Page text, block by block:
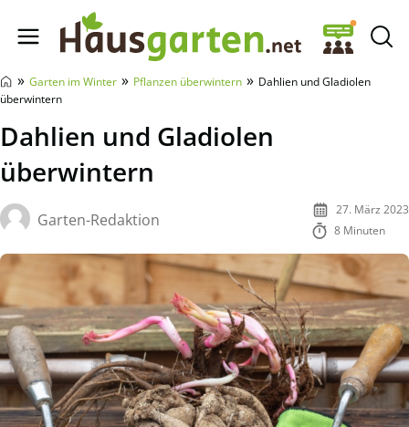
Hausgarten.net
» Garten im Winter » Pflanzen überwintern » Dahlien und Gladiolen
überwintern
Dahlien und Gladiolen
überwintern
Garten-Redaktion
27. März 2023
8 Minuten